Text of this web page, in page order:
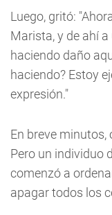
Luego, gritó:
Marista, y de ahí
haciendo daño
haciendo? Estoy
expresión."
En breve
Pero un individuo
comenzó a
apagar todos los